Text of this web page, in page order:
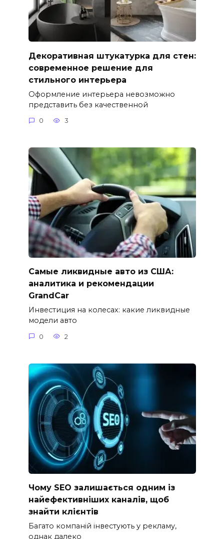
Декоративная штукатурка для стен:
современное решение для
стильного интерьера
Оформление интерьера невозможно
представить без качественной
0 3
Самые ликвидные авто из США:
аналитика и рекомендации
GrandCar
Инвестиция на колесах: какие ликвидные
модели авто
0 2
Чому SEO залишається одним із
найефективніших каналів, щоб
знайти клієнтів
Багато компаній інвестують у рекламу,
однак далеко